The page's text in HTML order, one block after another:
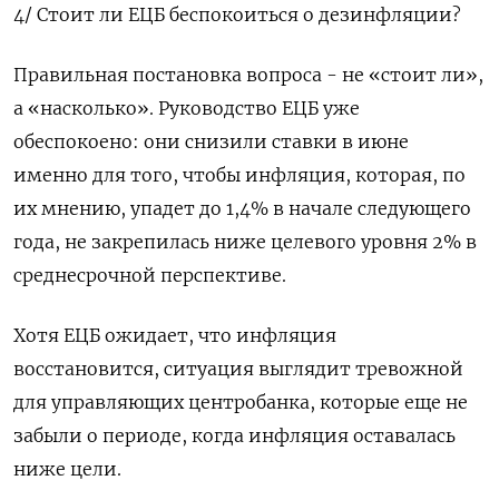
4/ Стоит ли ЕЦБ беспокоиться о дезинфляции?
Правильная постановка вопроса - не «стоит ли»,
а «насколько». Руководство ЕЦБ уже
обеспокоено: они снизили ставки в июне
именно для того, чтобы инфляция, которая, по
их мнению, упадет до 1,4% в начале следующего
года, не закрепилась ниже целевого уровня 2% в
среднесрочной перспективе.
Хотя ЕЦБ ожидает, что инфляция
восстановится, ситуация выглядит тревожной
для управляющих центробанка, которые еще не
забыли о периоде, когда инфляция оставалась
ниже цели.